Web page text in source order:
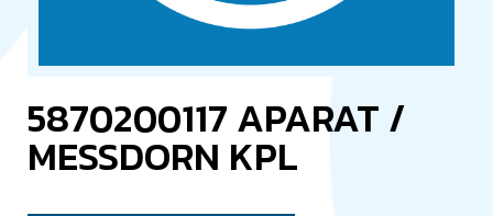
5870200117 APARAT /
MESSDORN KPL